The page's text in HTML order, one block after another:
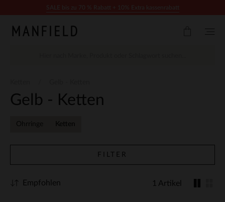
Gelb - Ketten
Ohrringe Ketten
FILTER
1 Artikel
Empfohlen